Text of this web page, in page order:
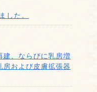
した。
建、ならびに乳房増
房および皮膚拡張器